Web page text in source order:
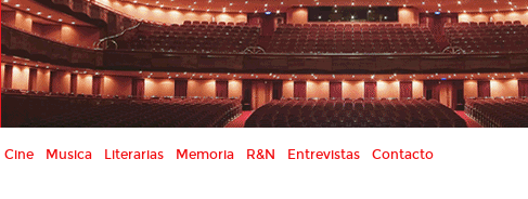
Cine Musica Literarias Memoria R&N Entrevistas Contacto